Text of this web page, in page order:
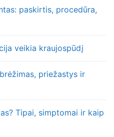
paskirtis, procedūra,
veikia kraujospūdį
priežastys ir
Tipai, simptomai ir kaip